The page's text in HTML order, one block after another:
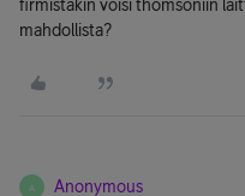
firmistäkin voisi thomsoniin
mahdollista?
A Anonymous